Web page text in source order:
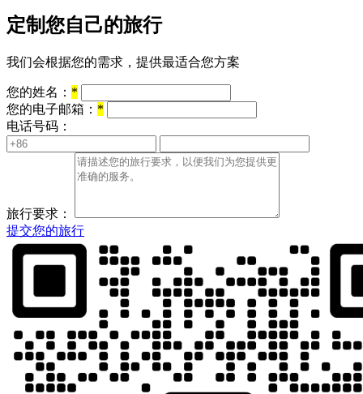
定制您自己的旅行
我们会根据您的需求，提供最适合您方案
您的姓名： *
您的电子邮箱： *
电话号码：
旅行要求：
提交您的旅行